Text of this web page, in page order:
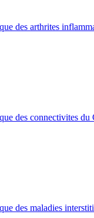
des arthrites
des connectivites
des maladies